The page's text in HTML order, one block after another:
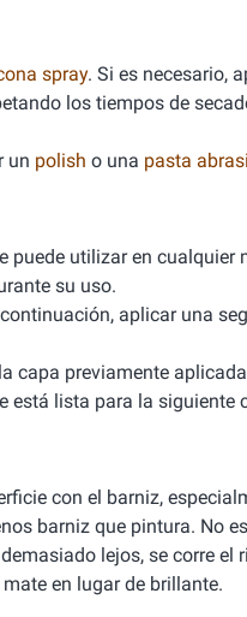
spray. Si es necesario,
los tiempos de
un polish o una pasta
puede utilizar en cualquier
su uso.
aplicar una
capa previamente
está lista para la siguiente
con el barniz,
barniz que pintura. No
lejos, se corre el
en lugar de brillante.